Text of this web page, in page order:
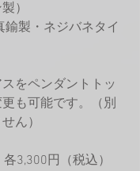
）
鍮製・ネジバネタイ
をペンダントトッ
も可能です。（別
ん）
3,300円（税込）